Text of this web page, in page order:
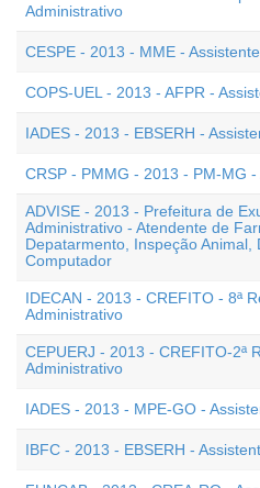
Administrativo
CESPE - 2013 - MME -
COPS-UEL - 2013 - AFPR -
IADES - 2013 - EBSERH -
CRSP - PMMG - 2013 - PM-MG
ADVISE - 2013 - Prefeitura de
Administrativo - Atendente de
Depatarmento, Inspeção Animal,
Computador
IDECAN - 2013 - CREFITO - 8ª
Administrativo
CEPUERJ - 2013 - CREFITO-2ª
Administrativo
IADES - 2013 - MPE-GO -
IBFC - 2013 - EBSERH -